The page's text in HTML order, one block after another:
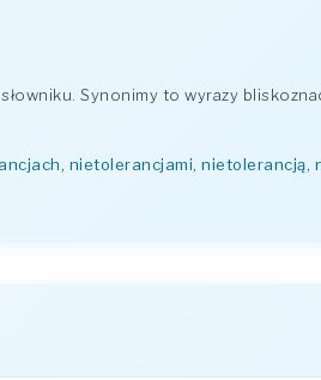
Synonimy to wyrazy
nietolerancjami,